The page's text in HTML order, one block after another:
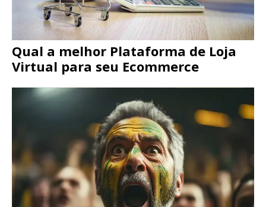
Qual a melhor Plataforma de Loja
Virtual para seu Ecommerce